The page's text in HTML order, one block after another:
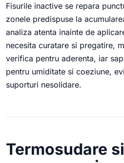
Fisurile inactive se repara
zonele predispuse la
analiza atenta inainte de
necesita curatare si pregatire,
verifica pentru aderenta, iar
pentru umiditate si coeziune,
suporturi nesolidare.
Termosudare si